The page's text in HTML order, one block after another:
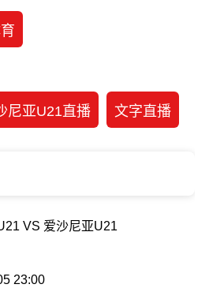
尼亚U21直播 文字直播
VS 爱沙尼亚U21
23:00